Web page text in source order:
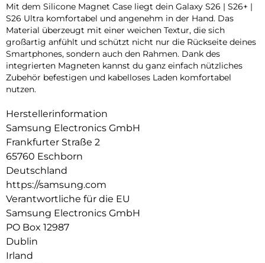
Mit dem Silicone Magnet Case liegt dein Galaxy S26 | S26+ |
S26 Ultra komfortabel und angenehm in der Hand. Das
Material überzeugt mit einer weichen Textur, die sich
großartig anfühlt und schützt nicht nur die Rückseite deines
Smartphones, sondern auch den Rahmen. Dank des
integrierten Magneten kannst du ganz einfach nützliches
Zubehör befestigen und kabelloses Laden komfortabel
nutzen.
Herstellerinformation
Samsung Electronics GmbH
Frankfurter Straße 2
65760 Eschborn
Deutschland
https://samsung.com
Verantwortliche für die EU
Samsung Electronics GmbH
PO Box 12987
Dublin
Irland